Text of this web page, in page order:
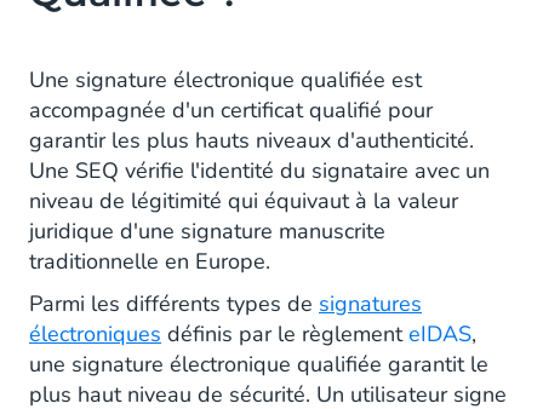
Quelles sont les Exigences Légales pour les
signatures électroniques ?
Comment obtenir une Signature Electronique
Qualifiée ?
La Solution Sign de CM.com propose-t-elle
une Signature Electronique Qualifiée ?
Une signature électronique qualifiée est
accompagnée d'un certificat qualifié pour
garantir les plus hauts niveaux d'authenticité.
Une SEQ vérifie l'identité du signataire avec un
niveau de légitimité qui équivaut à la valeur
juridique d'une signature manuscrite
traditionnelle en Europe.
Parmi les différents types de signatures
électroniques définis par le règlementeIDAS,
une signature électronique qualifiée garantit le
plus haut niveau de sécurité. Un utilisateur signe